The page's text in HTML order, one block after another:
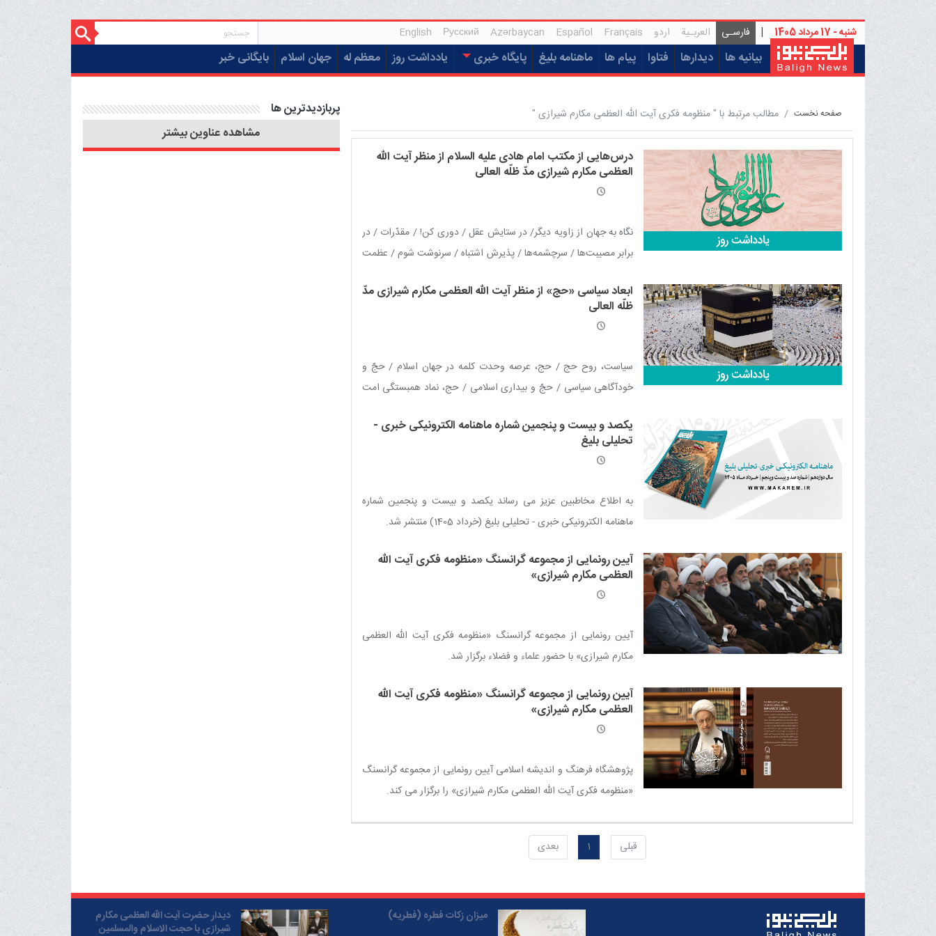
شنبه - 17 مرداد 1405 | فارسـی العربـیة اردو Français
Español
Azərbaycan
Русский
English
بیانیه ها دیدارها فتاوا پیام ها ماهنامه بلیغ پایگاه خبری یادداشت روز معظم له جهان اسلام بایگانی خبر
صفحه نخست مطالب مرتبط با " منظومه فکری آیت الله العظمی مکارم شیرازی "
درس‌هایی از مکتب امام هادی علیه السلام از منظر آیت الله
العظمی مکارم شیرازی مدّ ظلّه العالی
نگاه به جهان از زاویه دیگر/ در ستایش عقل / دوری کن! / مقدّرات / در
برابر مصیبت‌ها / سرچشمه‌ها / پذیرش اشتباه / سرنوشت شوم / عظمت
ابعاد سیاسی «حج» از منظر آیت الله العظمی مکارم شیرازی مدّ
ظلّه العالی
سیاست، روح حج / حج، عرصه وحدت کلمه در جهان اسلام / حجّ و
خودآگاهی سیاسی / حجّ و بیداری اسلامی / حج، نماد همبستگی امت
یکصد و بیست و پنجمین شماره ماهنامه الکترونیکی خبری -
تحلیلی بلیغ
به اطلاع مخاطبین عزیز می رساند یکصد و بیست و پنجمین شماره
ماهنامه الکترونیکی خبری - تحلیلی بلیغ (خرداد 1405) منتشر شد.
آیین رونمایی از مجموعه گرانسنگ «منظومه فکری آیت الله
العظمی مکارم شیرازی»
آیین رونمایی از مجموعه گرانسنگ «منظومه فکری آیت الله العظمی
مکارم شیرازی» با حضور علماء و فضلاء برگزار شد.
آیین رونمایی از مجموعه گرانسنگ «منظومه فکری آیت الله
العظمی مکارم شیرازی»
پژوهشگاه فرهنگ و اندیشه اسلامی آیین رونمایی از مجموعه گرانسنگ
«منظومه فکری آیت الله العظمی مکارم شیرازی» را برگزار می کند.
قبلی 1 بعدی
پربازدیدترین ها
مشاهده عناوین بیشتر
میزان زکات فطره (فطریه) دیدار حضرت آیت الله العظمی مکارم
شیرازی با حجت الاسلام والمسلمین